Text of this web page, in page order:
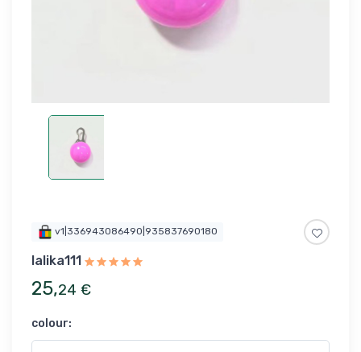
v1|336943086490|935837690180
lalika111
25,24 €
colour: